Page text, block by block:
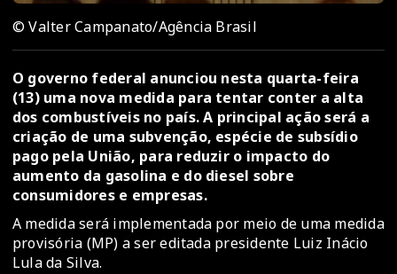
© Valter Campanato/Agência Brasil
O governo federal anunciou nesta quarta-feira
(13) uma nova medida para tentar conter a alta
dos combustíveis no país. A principal ação será a
criação de uma subvenção, espécie de subsídio
pago pela União, para reduzir o impacto do
aumento da gasolina e do diesel sobre
consumidores e empresas.
A medida será implementada por meio de uma medida
provisória (MP) a ser editada presidente Luiz Inácio
Lula da Silva.